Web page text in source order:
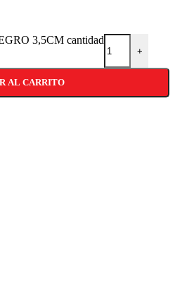
3,5CM cantidad
+
AL CARRITO